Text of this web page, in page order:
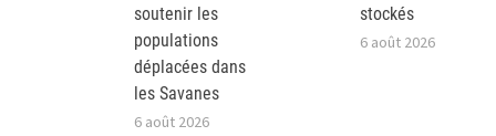
soutenir les
populations
déplacées dans
les Savanes
6 août 2026
stockés
6 août 2026